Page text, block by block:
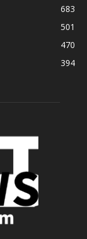
683
501
470
394